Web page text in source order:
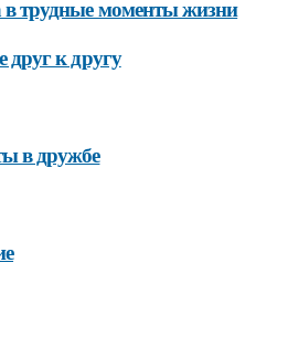
в трудные моменты жизни
друг к другу
в дружбе